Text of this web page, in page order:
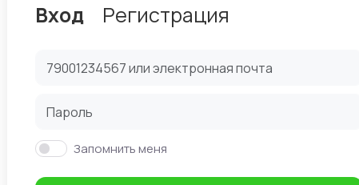
Вход Регистрация
Запомнить меня